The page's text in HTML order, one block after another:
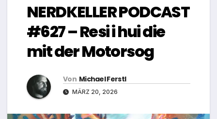
NERDKELLER PODCAST
#627 – Resi i hui die
mit der Motorsog
Von Michael Ferstl
MÄRZ 20, 2026